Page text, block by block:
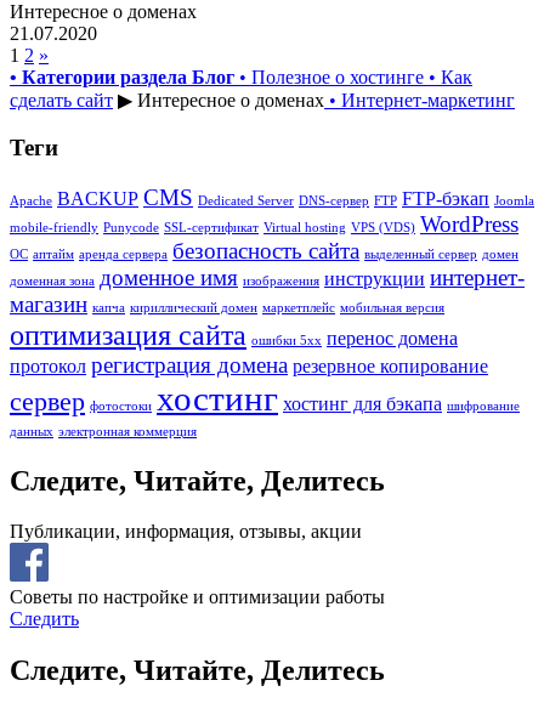
Интересное о доменах
21.07.2020
1 2 »
• Категории раздела Блог • Полезное о хостинге • Как
сделать сайт ▶ Интересное о доменах • Интернет-маркетинг
Теги
Apache BACKUP CMS Dedicated Server DNS-сервер FTP FTP-бэкап Joomla
mobile-friendly Punycode SSL-сертификат Virtual hosting VPS (VDS) WordPress
ОС аптайм аренда сервера безопасность сайта выделенный сервер домен
доменная зона доменное имя изображения инструкции интернет-
магазин капча кириллический домен маркетплейс мобильная версия
оптимизация сайта ошибки 5хх перенос домена
протокол регистрация домена резервное копирование
сервер фотостоки хостинг хостинг для бэкапа шифрование
данных электронная коммерция
Следите, Читайте, Делитесь
Публикации, информация, отзывы, акции
Советы по настройке и оптимизации работы
Следить
Следите, Читайте, Делитесь